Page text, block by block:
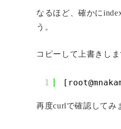
なるほど、確かに
う。
コピーして上書きしま
1
再度curlで確認してみ